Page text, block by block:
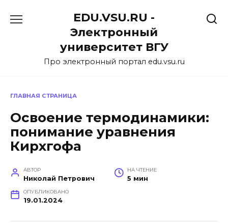
EDU.VSU.RU -
Электронный
университет ВГУ
Про электронный портал edu.vsu.ru
ГЛАВНАЯ СТРАНИЦА
Освоение термодинамики:
понимание уравнения
Кирхгофа
АВТОР
Николай Петрович
НА ЧТЕНИЕ
5 мин
ОПУБЛИКОВАНО
19.01.2024